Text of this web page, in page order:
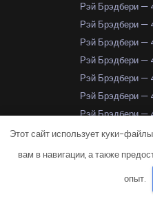
Рэй Брэдбери —
Рэй Брэдбери —
Рэй Брэдбери —
Рэй Брэдбери —
Рэй Брэдбери —
Рэй Брэдбери —
Рэй Брэдбери —
Рэй Брэдбери —
Рэй Брэдбери —
Рэй Брэдбери —
Рэй Брэдбери —
Этот сайт использует куки-
вам в навигации, а также
опыт.